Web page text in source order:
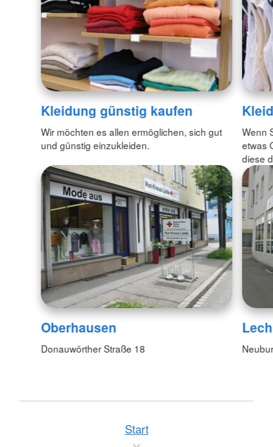
Kleidung günstig kaufen
Wir möchten es allen ermöglichen, sich gut
und günstig einzukleiden.
Wenn
etwas
diese
Oberhausen
Donauwörther Straße 18
Start